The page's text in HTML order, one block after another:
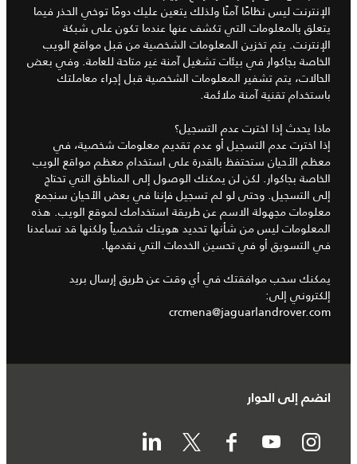
الإنترنت ليس نظامًا آمنًا ولذلك يتعين عليك دومًا توخي الحذر فيما
يتعلق بالمعلومات التي تكشف عنها عندما تكون على شبكة
الإنترنت. يتم تخزين المعلومات الشخصية من قبل مواقع الويب
الخاصة بجاكوار في بيئات تشغيل آمنة غير متاحة للعامة. وفي بعض
الحالات، يتم تشفير المعلومات الشخصية قبل إجراء معاملتك
باستخدام تقنية آمنة ملائمة.
ماذا يحدث إذا اخترت عدم التسجيل؟
إذا اخترت عدم التسجيل أو عدم تقديم معلومات شخصية، في
معظم الأحيان ستحتفظ بالقدرة على استخدام معظم مواقع الويب
الخاصة بجاكوار. لكن لن يمكنك الوصول إلى المناطق التي تحتاج
إلى التسجيل. وحتى لو لم تسجيل فإننا في بعض الأحيان سنجمع
معلومات مجهولة الاسم عن طريقة استخدامك لموقع الويب. هذه
المعلومات ليس من شأنها تحديد هويتك شخصياً ولكنها قد تساعدنا
في التسويق أو في تحسين الخدمات التي نقدمها.
يمكنك سحب موافقتك في أي وقت عن طريق إرسال بريد
إلكتروني إلى:
crcmena@jaguarlandrover.com
انضم إلى الحوار